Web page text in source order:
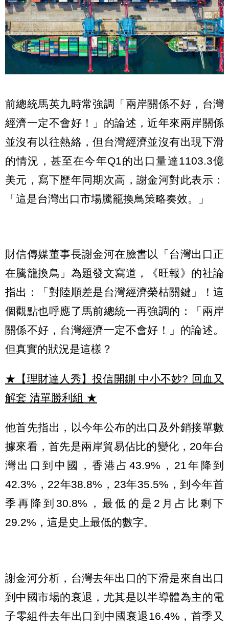
前總統馬英九時常強調「兩岸關係不好，台灣
經濟一定不會好！」的論述，近年來兩岸關係
並沒有以往熱絡，但台灣經濟並沒有出現下滑
的情況，甚至在今年Q1的出口量達1103.3億
美元，寫下歷年同期次高，謝金河對此表示：
「這是台灣出口市場騰籠換鳥策略奏效。」
財信傳媒董事長謝金河在臉書以「台灣出口正
在騰籠換鳥」為題發文寫道，《旺報》的社論
指出：「對陸順差是台灣經濟榮枯關鍵」！這
個觀點也呼應了馬前總統一再強調的：「兩岸
關係不好，台灣經濟一定不會好！」的論述。
但真實的狀況是這樣？
★【理財達人秀】投信開鍘 中小不妙? 回血又
解套 清單勝利組 ★
他首先指出，以今年公布的出口及外銷接單數
據來看，首先是兩岸貿易佔比的變化，20年台
灣出口到中國，香港占43.9%，21年降到
42.3%，22年38.8%，23年35.5%，到今年首
季再降到30.8%，最低的是2月占比剩下
29.2%，這是史上最低的數字。
謝金河分析，台灣去年出口的下滑是來自出口
到中國市場的衰退，尤其是以半導體為主的電
子零組件去年出口到中國衰退16.4%，首季又